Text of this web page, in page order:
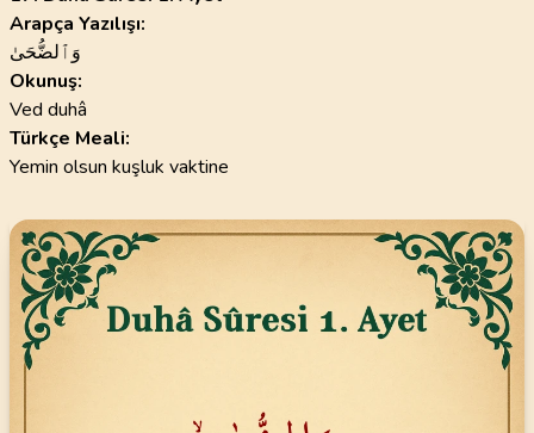
Arapça Yazılışı:
وَٱلضُّحَىٰ
Okunuş:
Ved duhâ
Türkçe Meali:
Yemin olsun kuşluk vaktine